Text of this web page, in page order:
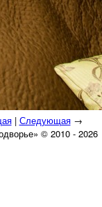
| Следующая→
© 2010 - 2026